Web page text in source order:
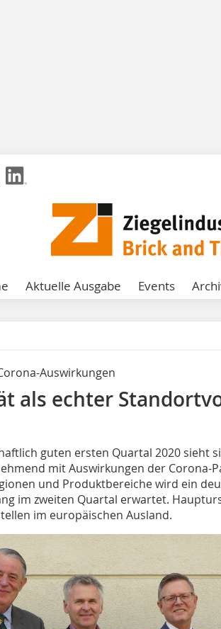
Aktuelle Ausgabe Events
Auswirkungen
als echter
guten ersten Quartal 2020 sieht
mit Auswirkungen der Corona-
und Produktbereiche wird ein
im zweiten Quartal erwartet.
im europäischen Ausland.